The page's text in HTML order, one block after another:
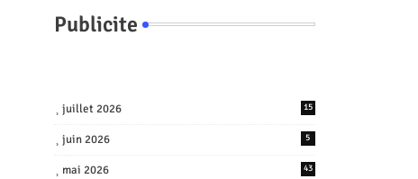
Publicite
juillet 2026 15
juin 2026 5
mai 2026 43